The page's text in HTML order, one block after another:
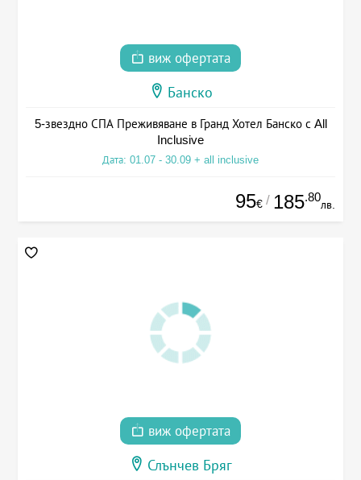
виж офертата
Банско
5-звездно СПА Преживяване в Гранд Хотел Банско с All
Inclusive
Дата: 01.07 - 30.09 + all inclusive
95€ / 185.80
лв.
виж офертата
Слънчев Бряг